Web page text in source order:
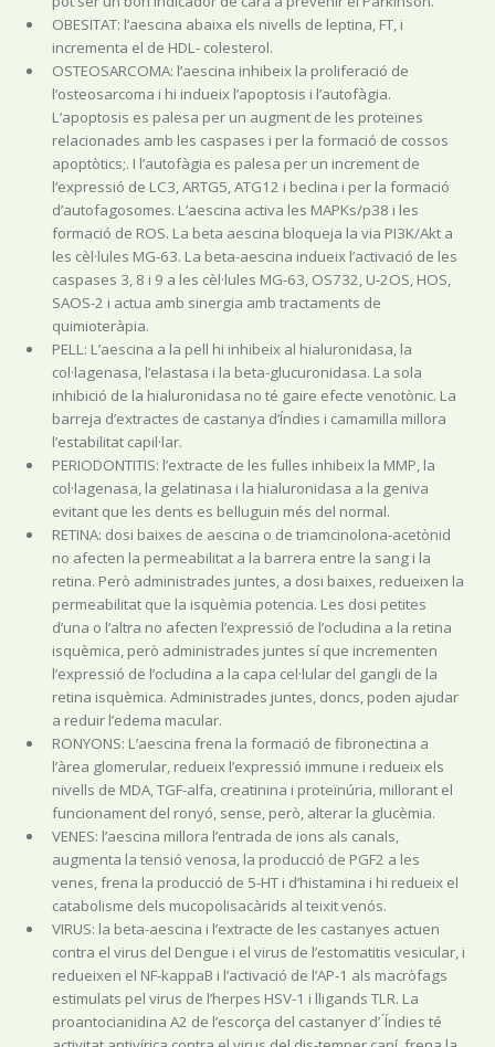
OBESITAT: l’aescina abaixa els nivells de leptina, FT, i
incrementa el de HDL- colesterol.
OSTEOSARCOMA: l’aescina inhibeix la proliferació de
l’osteosarcoma i hi indueix l’apoptosis i l’autofàgia.
L’apoptosis es palesa per un augment de les proteïnes
relacionades amb les caspases i per la formació de cossos
apoptòtics;. I l’autofàgia es palesa per un increment de
l’expressió de LC3, ARTG5, ATG12 i beclina i per la formació
d’autofagosomes. L’aescina activa les MAPKs/p38 i les
formació de ROS. La beta aescina bloqueja la via PI3K/Akt a
les cèl·lules MG-63. La beta-aescina indueix l’activació de les
caspases 3, 8 i 9 a les cèl·lules MG-63, OS732, U-2OS, HOS,
SAOS-2 i actua amb sinergia amb tractaments de
quimioteràpia.
PELL: L’aescina a la pell hi inhibeix al hialuronidasa, la
col·lagenasa, l’elastasa i la beta-glucuronidasa. La sola
inhibició de la hialuronidasa no té gaire efecte venotònic. La
barreja d’extractes de castanya d’Índies i camamilla millora
l’estabilitat capil·lar.
PERIODONTITIS: l’extracte de les fulles inhibeix la MMP, la
col·lagenasa, la gelatinasa i la hialuronidasa a la geniva
evitant que les dents es belluguin més del normal.
RETINA: dosi baixes de aescina o de triamcinolona-acetònid
no afecten la permeabilitat a la barrera entre la sang i la
retina. Però administrades juntes, a dosi baixes, redueixen la
permeabilitat que la isquèmia potencia. Les dosi petites
d’una o l’altra no afecten l’expressió de l’ocludina a la retina
isquèmica, però administrades juntes sí que incrementen
l’expressió de l’ocludina a la capa cel·lular del gangli de la
retina isquèmica. Administrades juntes, doncs, poden ajudar
a reduir l’edema macular.
RONYONS: L’aescina frena la formació de fibronectina a
l’àrea glomerular, redueix l’expressió immune i redueix els
nivells de MDA, TGF-alfa, creatinina i proteïnúria, millorant el
funcionament del ronyó, sense, però, alterar la glucèmia.
VENES: l’aescina millora l’entrada de ions als canals,
augmenta la tensió venosa, la producció de PGF2 a les
venes, frena la producció de 5-HT i d’histamina i hi redueix el
catabolisme dels mucopolisacàrids al teixit venós.
VIRUS: la beta-aescina i l’extracte de les castanyes actuen
contra el virus del Dengue i el virus de l’estomatitis vesicular, i
redueixen el NF-kappaB i l’activació de l’AP-1 als macròfags
estimulats pel virus de l’herpes HSV-1 i lligands TLR. La
proantocianidina A2 de l’escorça del castanyer d’ ́Índies té